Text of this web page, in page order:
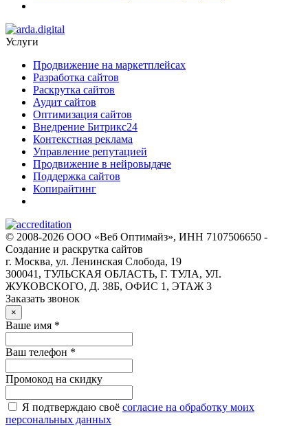
Услуги
Продвижение на маркетплейсах
Разработка сайтов
Раскрутка сайтов
Аудит сайтов
Оптимизация сайтов
Внедрение Битрикс24
Контекстная реклама
Управление репутацией
Продвижение в нейровыдаче
Поддержка сайтов
Копирайтинг
© 2008-2026 ООО «Веб Оптимайз», ИНН 7107506650 -
Создание и раскрутка сайтов
г. Москва, ул. Ленинская Слобода, 19
300041, ТУЛЬСКАЯ ОБЛАСТЬ, Г. ТУЛА, УЛ.
ЖУКОВСКОГО, Д. 38Б, ОФИС 1, ЭТАЖ 3
Заказать звонок
×
Ваше имя *
Ваш телефон *
Промокод на скидку
Я подтверждаю своё согласие на обработку моих
персональных данных